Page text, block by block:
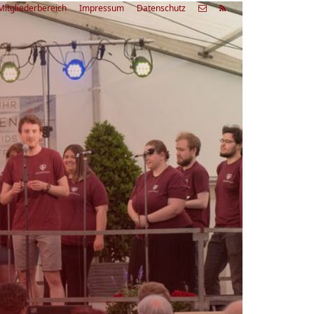
Impressum Datenschutz
Letzte Alle
Acapella Week - offen
alle
Uhr
Zum Workshop